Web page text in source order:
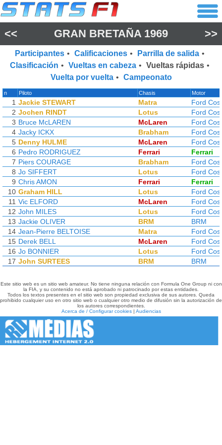
<< GRAN BRETAÑA 1969 >>
Participantes • Calificaciones • Parrilla de salida •
Clasificación • Vueltas en cabeza • Vueltas rápidas •
Vuelta por vuelta • Campeonato
n Piloto Chasis Motor
1 Jackie STEWART Matra
Ford
2 Jochen RINDT Lotus
Ford
3 Bruce McLAREN McLaren
Ford
4 Jacky ICKX Brabham
Ford
5 Denny HULME McLaren
Ford
6 Pedro RODRIGUEZ Ferrari
Ferrari
7 Piers COURAGE Brabham
Ford
8 Jo SIFFERT Lotus
Ford
9 Chris AMON Ferrari
Ferrari
10 Graham HILL Lotus
Ford
11 Vic ELFORD McLaren
Ford
12 John MILES Lotus
Ford
13 Jackie OLIVER BRM
BRM
14 Jean-Pierre BELTOISE Matra
Ford
15 Derek BELL McLaren
Ford
16 Jo BONNIER Lotus
Ford
17 John SURTEES BRM BRM
Este sitio web es un sitio web amateur. No tiene ninguna relación con Formula One Group ni con
la FIA, y su contenido no está aprobado ni patrocinado por estas entidades.
Todos los textos presentes en el sitio web son propiedad exclusiva de sus autores. Queda
prohibido cualquier uso en otro sitio web o cualquier otro medio de difusión sin la autorización de
los autores correspondientes.
Acerca de / Configurar cookies| Audiencias